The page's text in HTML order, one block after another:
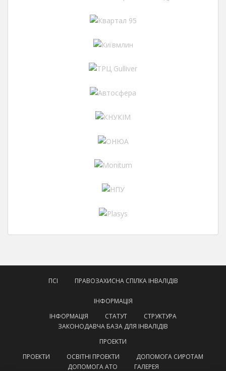
ПСІ ПРАВОЗАХИСНА СПІЛКА ІНВАЛІДІВ
ІНФОРМАЦІЯ
ІНФОРМАЦІЯ
СТАТУТ
СТРУКТУРА
ЗАКОНОДАВЧА БАЗА ДЛЯ ІНВАЛІДІВ
ПРОЕКТИ
ПРОЕКТИ
ОСВІТНІ ПРОЕКТИ
ДОПОМОГА СИРОТАМ
ДОПОМОГА АТО
ГАЛЕРЕЯ